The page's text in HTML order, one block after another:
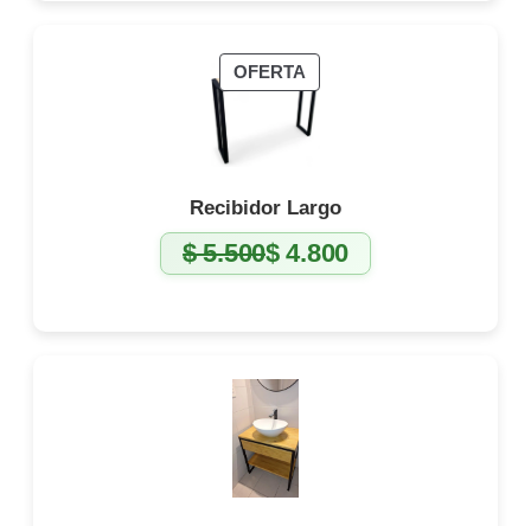
OFERTAPRODUCTO
EN
OFERTA
Recibidor Largo
$5.500El
precio
$4.800
El
precio